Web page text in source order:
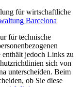
für wirtschaftliche
Barcelona
für technische
enthält jedoch Links zu
sich von
unterscheiden. Beim
ob Sie diese